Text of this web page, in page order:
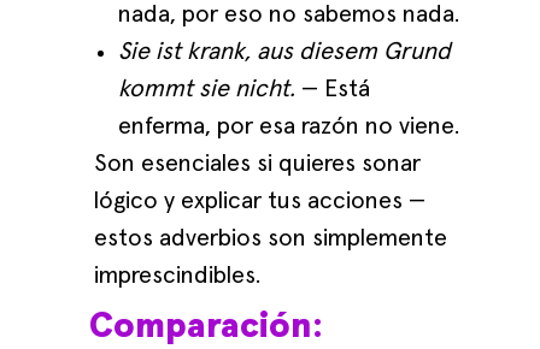
nada, por eso no sabemos nada.
Sie ist krank, aus diesem Grund
kommt sie nicht. — Está
enferma, por esa razón no viene.
Son esenciales si quieres sonar
lógico y explicar tus acciones —
estos adverbios son simplemente
imprescindibles.
Comparación: